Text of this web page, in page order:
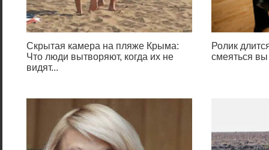
Скрытая камера на пляже Крыма:
Что люди вытворяют, когда их не
видят...
Ролик
смеяться вы